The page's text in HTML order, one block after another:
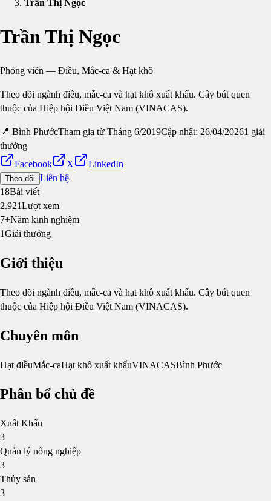
Trần Thị Ngọc
Trần Thị Ngọc
Phóng viên — Điều, Mắc-ca & Hạt khô
Theo dõi ngành điều, mắc-ca và hạt khô xuất khẩu. Cây bút quen
thuộc của Hiệp hội Điều Việt Nam (VINACAS).
📍 Bình PhướcTham gia từ Tháng 6/2019Cập nhật: 26/04/20261 giải
thưởng
Facebook
X LinkedIn
Theo dõi Liên hệ
18Bài viết
2.921Lượt xem
7+Năm kinh nghiệm
1Giải thưởng
Giới thiệu
Theo dõi ngành điều, mắc-ca và hạt khô xuất khẩu. Cây bút quen
thuộc của Hiệp hội Điều Việt Nam (VINACAS).
Chuyên môn
Hạt điềuMắc-caHạt khô xuất khẩuVINACASBình Phước
Phân bổ chủ đề
Xuất Khẩu
3
Quản lý nông nghiệp
3
Thủy sản
3